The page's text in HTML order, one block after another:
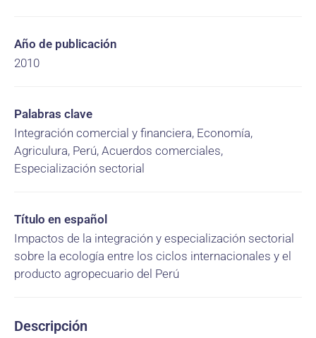
Año de publicación
2010
Palabras clave
Integración comercial y financiera, Economía,
Agriculura, Perú, Acuerdos comerciales,
Especialización sectorial
Título en español
Impactos de la integración y especialización sectorial
sobre la ecología entre los ciclos internacionales y el
producto agropecuario del Perú
Descripción